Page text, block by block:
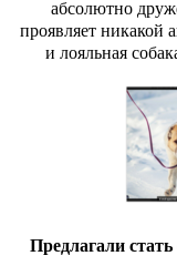
абсолютно
проявляет никакой
и лояльная
Предлагали